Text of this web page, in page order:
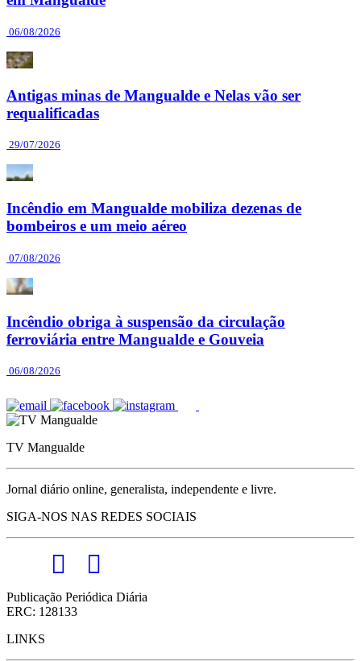
06/08/2026
Antigas minas de Mangualde e Nelas vão ser
requalificadas
29/07/2026
Incêndio em Mangualde mobiliza dezenas de
bombeiros e um meio aéreo
07/08/2026
Incêndio obriga à suspensão da circulação
ferroviária entre Mangualde e Gouveia
06/08/2026
TV Mangualde
Jornal diário online, generalista, independente e livre.
SIGA-NOS NAS REDES SOCIAIS
Publicação Periódica Diária
ERC: 128133
LINKS